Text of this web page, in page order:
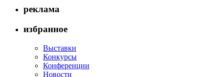
реклама
избранное
Выставки
Конкурсы
Конференции
Новости